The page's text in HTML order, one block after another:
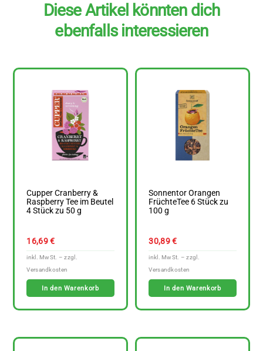
Diese Artikel könnten dich
ebenfalls interessieren
Cupper Cranberry &
Raspberry Tee im Beutel
4 Stück zu 50 g
16,69€
In den Warenkorb
Sonnentor Orangen
FrüchteTee 6 Stück zu
100 g
30,89€
In den Warenkorb